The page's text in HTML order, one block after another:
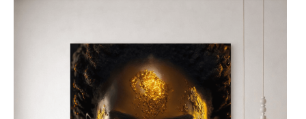
rodzinnych więzi i dodając
naturalnej estetyki.
Gdzie najlepiej
umieścić szklaną